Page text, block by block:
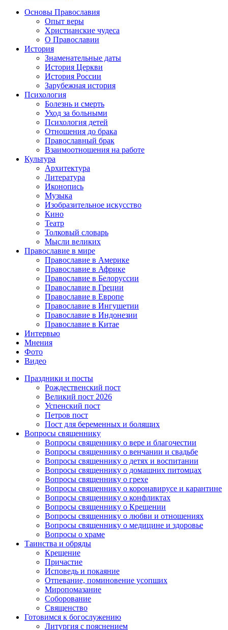
Основы Православия
Опыт веры
Христианские чудеса
О Православии
История
Знаменательные даты
История Церкви
История России
Зарубежная история
Психология
Болезнь и смерть
Уход за больными
Психология детей
Отношения до брака
Православный брак
Взаимоотношения на работе
Культура
Архитектура
Литература
Иконопись
Музыка
Изобразительное искусство
Кино
Театр
Толковый словарь
Мысли великих
Православие в мире
Православие в Америке
Православие в Африке
Православие в Белоруссии
Православие в Греции
Православие в Европе
Православие в Ингушетии
Православие в Индонезии
Православие в Китае
Интервью
Мнения
Фото
Видео
Праздники и посты
Рождественский пост
Великий пост 2026
Успенский пост
Петров пост
Пост для беременных и болящих
Вопросы священнику
Вопросы священнику о вере и благочестии
Вопросы священнику о венчании и свадьбе
Вопросы священнику о детях и воспитании
Вопросы священнику о домашних питомцах
Вопросы священнику о грехе
Вопросы священнику о коронавирусе и карантине
Вопросы священнику о конфликтах
Вопросы священнику о Крещении
Вопросы священнику о любви и отношениях
Вопросы священнику о медицине и здоровье
Вопросы о храме
Таинства и обряды
Крещение
Причастие
Исповедь и покаяние
Отпевание, поминовение усопших
Миропомазание
Соборование
Священство
Готовимся к богослужению
Литургия с пояснением